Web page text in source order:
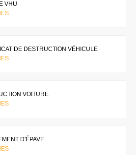
VHU
DE DESTRUCTION VÉHICULE
VOITURE
D'ÉPAVE